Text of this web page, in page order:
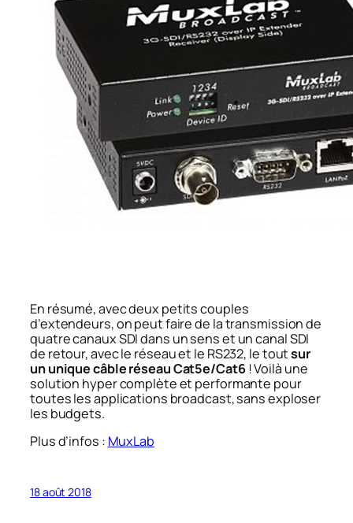
En résumé, avec deux petits couples
d’extendeurs, on peut faire de la transmission de
quatre canaux SDI dans un sens et un canal SDI
de retour, avec le réseau et le RS232, le toutsur
un unique câble réseau Cat5e/Cat6! Voilà une
solution hyper complète et performante pour
toutes les applications broadcast, sans exploser
les budgets.
Plus d’infos : MuxLab
18 août 2018